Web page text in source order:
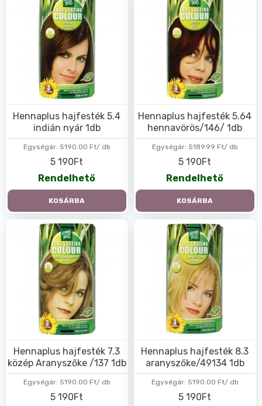
Egységár: 5190.00 Ft/ db
Hennaplus hajfesték 5.4
indián nyár 1db
5 190Ft
Rendelhető
KOSÁRBA
Egységár: 5189.99 Ft/ db
Hennaplus hajfesték 5.64
hennavörös/146/ 1db
5 190Ft
Rendelhető
KOSÁRBA
Egységár: 5190.00 Ft/ db
Hennaplus hajfesték 7.3
közép Aranyszőke /137 1db
5 190Ft
Egységár: 5190.00 Ft/ db
Hennaplus hajfesték 8.3
aranyszőke/49134 1db
5 190Ft